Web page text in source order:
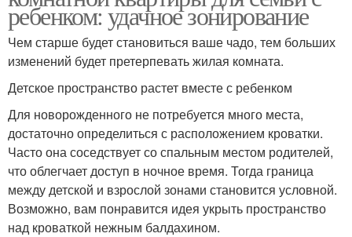
ребенком: удачное зонирование
Чем старше будет становиться ваше чадо, тем больших
изменений будет претерпевать жилая комната.
Детское пространство растет вместе с ребенком
Для новорожденного не потребуется много места,
достаточно определиться с расположением кроватки.
Часто она соседствует со спальным местом родителей,
что облегчает доступ в ночное время. Тогда граница
между детской и взрослой зонами становится условной.
Возможно, вам понравится идея укрыть пространство
над кроваткой нежным балдахином.